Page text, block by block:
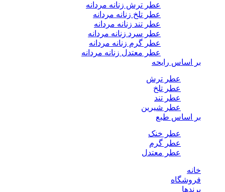
عطر ترش زنانه مردانه
عطر تلخ زنانه مردانه
عطر تند زنانه مردانه
عطر سرد زنانه مردانه
عطر گرم زنانه مردانه
عطر معتدل زنانه مردانه
بر اساس رایحه
عطر ترش
عطر تلخ
عطر تند
عطر شیرین
بر اساس طبع
عطر خنک
عطر گرم
عطر معتدل
خانه
فروشگاه
برندها